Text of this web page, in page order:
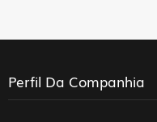
Perfil Da Companhia